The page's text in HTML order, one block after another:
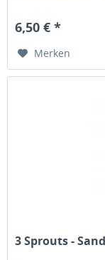
6,50 € *
Merken
3 Sprouts -